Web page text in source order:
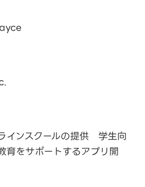
インスクールの提供 学生向
をサポートするアプリ開